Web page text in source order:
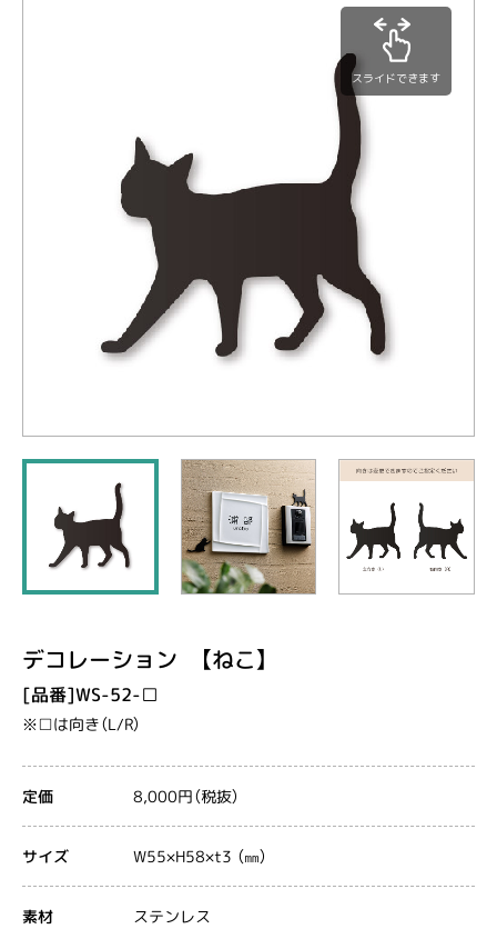
スライドできます
デコレーション 【ねこ】
[品番]WS-52-□
※□は向き（L/R）
定価 8,000円（税抜）
サイズ W55×H58×t3 （㎜）
素材 ステンレス